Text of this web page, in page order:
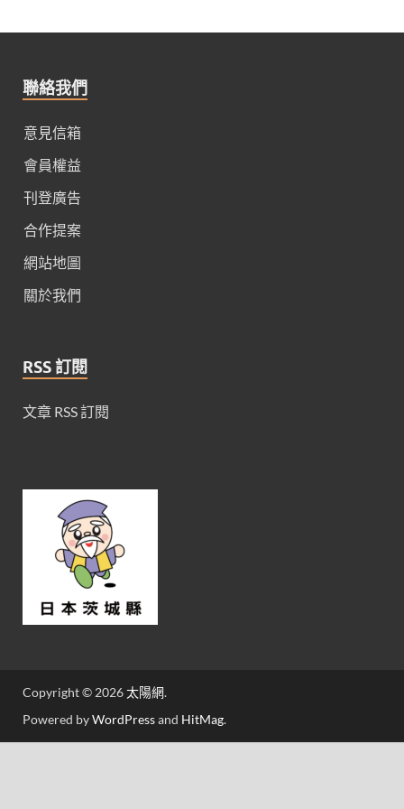
聯絡我們
意見信箱
會員權益
刊登廣告
合作提案
網站地圖
關於我們
RSS 訂閱
文章 RSS 訂閱
Copyright © 2026太陽網.
Powered byWordPressand HitMag.